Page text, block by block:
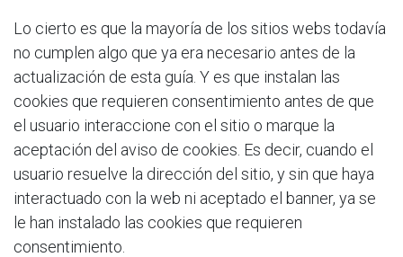
Lo cierto es que la mayoría de los sitios webs todavía
no cumplen algo que ya era necesario antes de la
actualización de esta guía. Y es que instalan las
cookies que requieren consentimiento antes de que
el usuario interaccione con el sitio o marque la
aceptación del aviso de cookies. Es decir, cuando el
usuario resuelve la dirección del sitio, y sin que haya
interactuado con la web ni aceptado el banner, ya se
le han instalado las cookies que requieren
consentimiento.